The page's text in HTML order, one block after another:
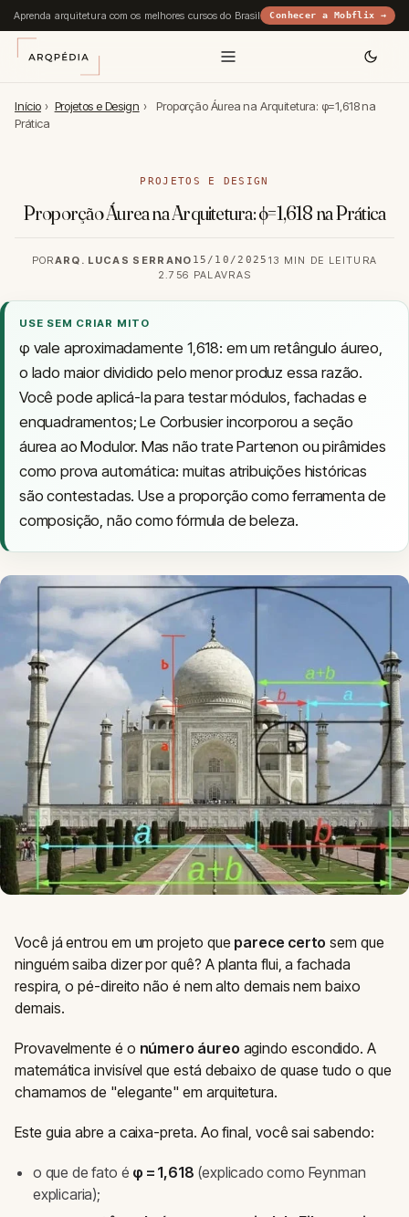
Aprenda arquitetura com os melhores cursos do Brasil Conhecer a Mobflix →
Início › Projetos e Design ›
Proporção Áurea na Arquitetura: φ=1,618 na
Prática
PROJETOS E DESIGN
Proporção Áurea na Arquitetura: φ=1,618 na Prática
PORARQ. LUCAS SERRANO 15/10/2025 13 MIN DE LEITURA
2.756 PALAVRAS
USE SEM CRIAR MITO
φ vale aproximadamente 1,618: em um retângulo áureo,
o lado maior dividido pelo menor produz essa razão.
Você pode aplicá-la para testar módulos, fachadas e
enquadramentos; Le Corbusier incorporou a seção
áurea ao Modulor. Mas não trate Partenon ou pirâmides
como prova automática: muitas atribuições históricas
são contestadas. Use a proporção como ferramenta de
composição, não como fórmula de beleza.
Você já entrou em um projeto que parece certo sem que
ninguém saiba dizer por quê? A planta flui, a fachada
respira, o pé-direito não é nem alto demais nem baixo
demais.
Provavelmente é o número áureo agindo escondido. A
matemática invisível que está debaixo de quase tudo o que
chamamos de "elegante" em arquitetura.
Este guia abre a caixa-preta. Ao final, você sai sabendo:
o que de fato é φ = 1,618 (explicado como Feynman
explicaria);